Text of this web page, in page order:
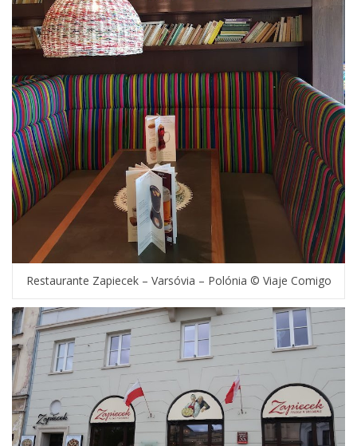
Restaurante Zapiecek – Varsóvia – Polónia © Viaje Comigo